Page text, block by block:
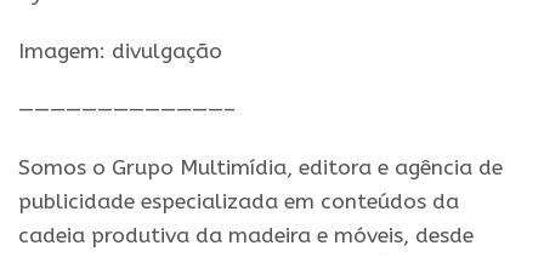
Imagem: divulgação
—————————————–
Somos o Grupo Multimídia, editora e agência de
publicidade especializada em conteúdos da
cadeia produtiva da madeira e móveis, desde